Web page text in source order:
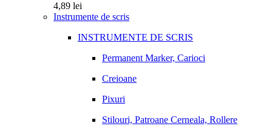
4,89 lei
Instrumente de scris
INSTRUMENTE DE SCRIS
Permanent Marker, Carioci
Creioane
Pixuri
Stilouri, Patroane Cerneala, Rollere